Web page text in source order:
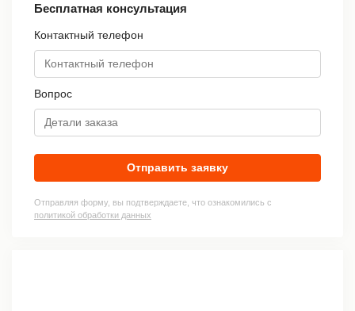
Бесплатная консультация
Контактный телефон
Вопрос
Отправить заявку
Отправляя форму, вы подтверждаете, что ознакомились с
политикой обработки данных